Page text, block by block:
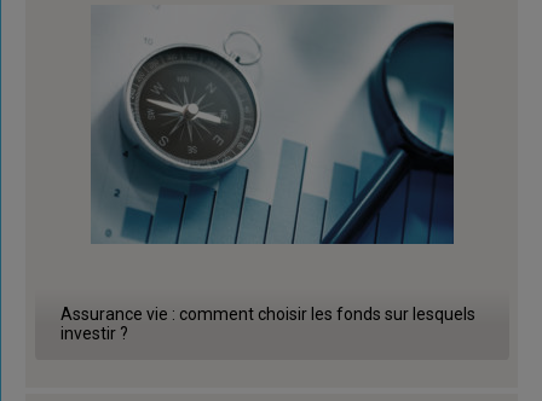
Assurance vie : comment choisir les fonds sur lesquels
investir ?